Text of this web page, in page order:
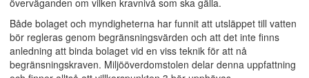
överväganden om vilken kravnivå som ska gälla.
Både bolaget och myndigheterna har funnit att utsläppet till vatten
bör regleras genom begränsningsvärden och att det inte finns
anledning att binda bolaget vid en viss teknik för att nå
begränsningskraven. Miljööverdomstolen delar denna uppfattning